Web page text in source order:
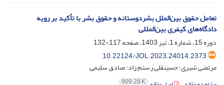
تعامل حقوق بین‌الملل بشردوستانه و حقوق بشر با تأکید بر رویه
دادگاه‌های کیفری بین‌المللی
دوره 15، شماره 1، تیر 1403، صفحه
117-132
10.22124/JOL.2023.24014.2373
مرتضی شیری؛ حسینقلی رستم زاد؛ صادق سلیمی
909.28 K